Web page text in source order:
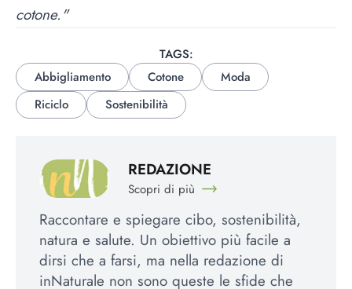
cotone."
TAGS:
Abbigliamento
Cotone
Moda
Riciclo
Sostenibilità
REDAZIONE
Scopri di più
Raccontare e spiegare cibo, sostenibilità,
natura e salute. Un obiettivo più facile a
dirsi che a farsi, ma nella redazione di
inNaturale non sono queste le sfide che